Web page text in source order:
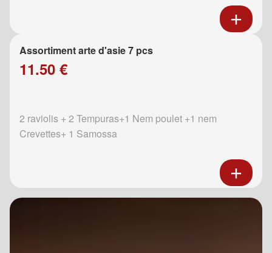
Assortiment arte d'asie 7 pcs
11.50 €
2 raviolis + 2 Tempuras+1 Nem poulet +1 nem
Crevettes+ 1 Samossa